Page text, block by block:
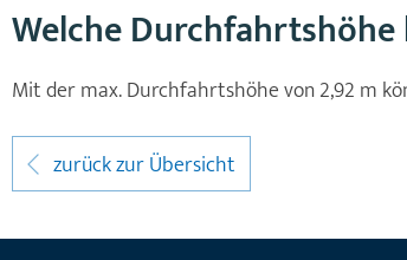
Welche
Mit der max. Durchfahrtshöhe von 2,92 m
zurück zur Übersicht